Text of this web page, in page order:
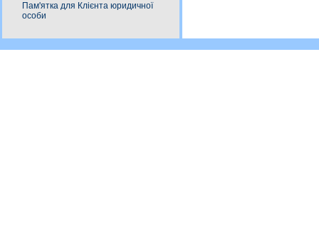
Пам'ятка для Клієнта юридичної
особи